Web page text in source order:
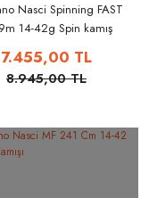
Nasci Spinning FAST
14-42g Spin kamış
7.455,00 TL
8.945,00 TL